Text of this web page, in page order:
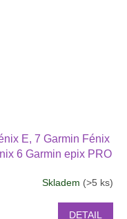
E, 7 Garmin Fénix
6 Garmin epix PRO
Skladem (>5 ks)
DETAIL